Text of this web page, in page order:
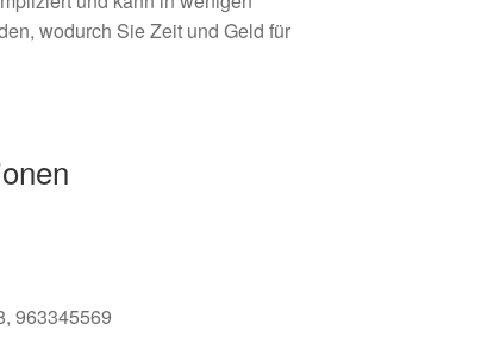
wodurch Sie Zeit und Geld für
963345569